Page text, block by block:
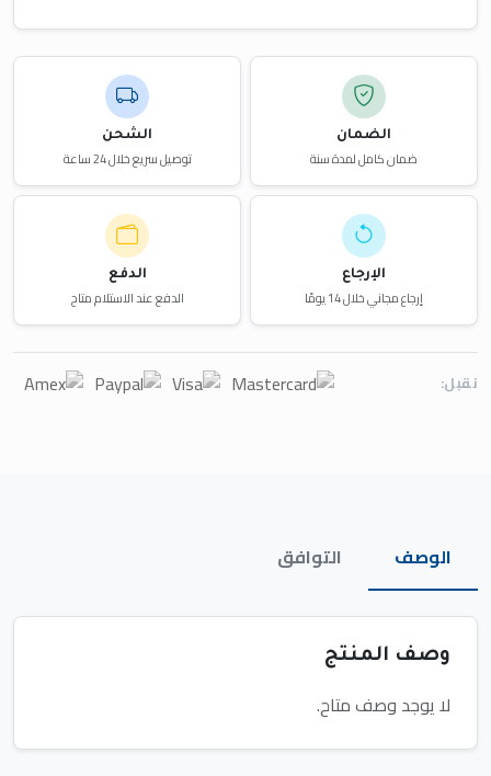
الضمان
ضمان كامل لمدة سنة
الشحن
توصيل سريع خلال 24 ساعة
الإرجاع
إرجاع مجاني خلال 14 يومًا
الدفع
الدفع عند الاستلام متاح
نقبل:
الوصف التوافق
وصف المنتج
لا يوجد وصف متاح.